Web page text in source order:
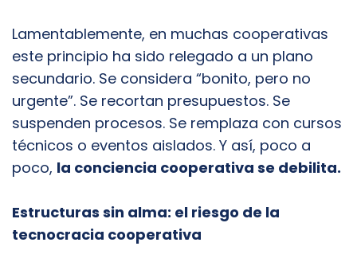
Lamentablemente, en muchas cooperativas
este principio ha sido relegado a un plano
secundario. Se considera “bonito, pero no
urgente”. Se recortan presupuestos. Se
suspenden procesos. Se remplaza con cursos
técnicos o eventos aislados. Y así, poco a
poco, la conciencia cooperativa se debilita.
Estructuras sin alma: el riesgo de la
tecnocracia cooperativa